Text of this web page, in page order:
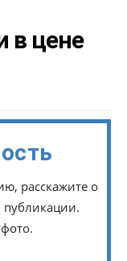
в цене
расскажите о
публикации.